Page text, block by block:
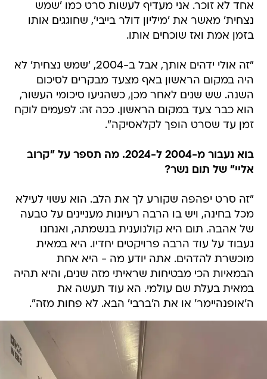
אחד לא זוכר. אני מעדיף לעשות סרט כמו 'שמש
נצחית' מאשר את 'מיליון דולר בייבי', שחוגגים אותו
בזמן אמת ואז שוכחים אותו.
"זה אולי ידהים אותך, אבל ב-2004, 'שמש נצחית' לא
היה במקום הראשון באף מצעד מבקרים לסיכום
השנה. שש שנים לאחר מכן, כשהגיעו סיכומי העשור,
הוא כבר צעד במקום הראשון. ככה זה: לפעמים לוקח
זמן עד שסרט הופך לקלאסיקה".
בוא נעבור מ-2004 ל-2024. מה תספר על "קרוב
אליי" של תום נשר?
"זה סרט יפהפה שקורע לך את הלב. הוא עשוי לעילא
מכל בחינה, ויש בו הרבה רעיונות מעניינים על טבעה
של אהבה. תום היא קולנוענית בנשמתה, ואנחנו
נעבוד על עוד הרבה פרויקטים יחדיו. היא במאית
מוכשרת להדהים. אתה יודע מה - היא אחת
הבמאיות הכי מבטיחות שראיתי מזה שנים, והיא תהיה
במאית בעלת שם עולמי. הא עוד תעשה את
ה'אופנהיימר' או את ה'ברבי' הבא. לא פחות מזה".